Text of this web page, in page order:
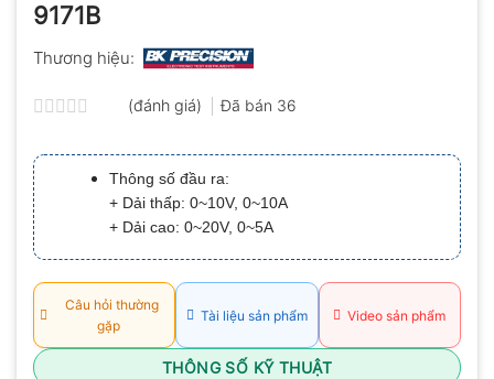
9171B
Thương hiệu:
xếp
hạng
0.0
5
sao
(đánh giá) Đã bán 36
Thông số đầu ra:
+ Dải thấp: 0~10V, 0~10A
+ Dải cao: 0~20V, 0~5A
Câu hỏi thường
gặp
Tài liệu sản phẩm Video sản phẩm
THÔNG SỐ KỸ THUẬT